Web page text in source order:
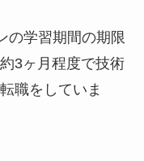
の学習期間の期限
3ヶ月程度で技術
職をしていま